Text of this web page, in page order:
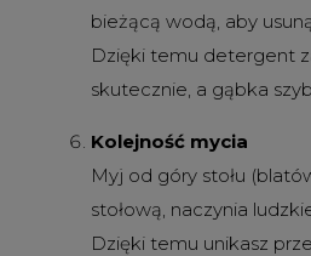
bieżącą wodą, aby
Dzięki temu detergent
skutecznie, a gąbka
Kolejność mycia
Myj od góry stołu
stołową, naczynia
Dzięki temu unikasz